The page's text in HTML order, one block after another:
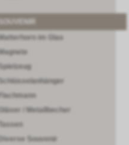
Matterhorn im Glas
Magnete
Spielzeug
Schlüsselanhänger
Flachmann
Gläser / Metallbecher
Tassen
Diverse Souvenir